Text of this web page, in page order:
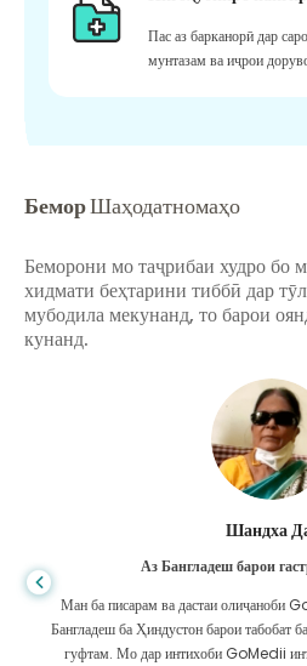
Пас аз барканорӣ дар
мунтазам ва иҷрои
БеморШаҳодатномаҳо
Беморони мо таҷрибаи худро бо
хидмати беҳтарини тиббӣ дар
мубодила мекунанд, то барои
кунанд.
Шандха
Аз Бангладеш барои
Ман ба писарам ва дастаи олиҷаноби
Бангладеш ба Ҳиндустон барои табобат
гуфтам. Мо дар интихоби GoMedii